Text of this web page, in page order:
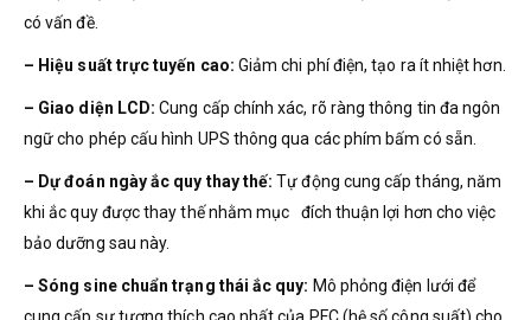
có vấn đề.
– Hiệu suất trực tuyến cao: Giảm chi phí điện, tạo ra ít nhiệt hơn.
– Giao diện LCD: Cung cấp chính xác, rõ ràng thông tin đa ngôn
ngữ cho phép cấu hình UPS thông qua các phím bấm có sẵn.
– Dự đoán ngày ắc quy thay thế: Tự động cung cấp tháng, năm
khi ắc quy được thay thế nhằm mục đích thuận lợi hơn cho việc
bảo dưỡng sau này.
– Sóng sine chuẩn trạng thái ắc quy: Mô phỏng điện lưới để